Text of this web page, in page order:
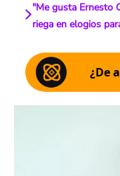
"Me gusta Ernesto
riega en elogios
¿De